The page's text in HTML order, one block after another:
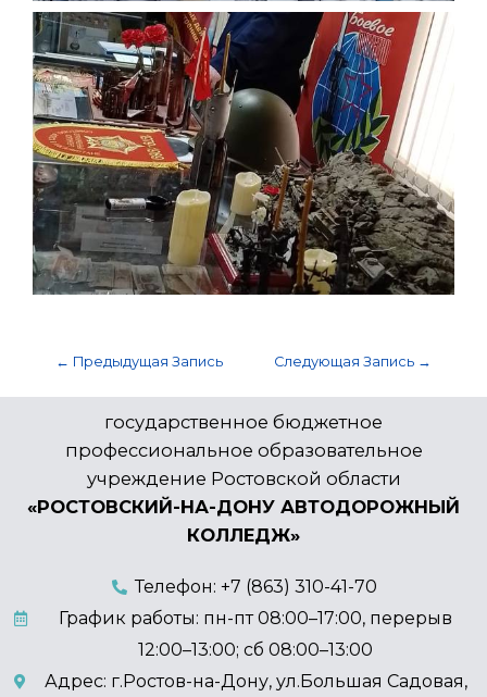
← Предыдущая Запись Следующая Запись →
государственное бюджетное
профессиональное образовательное
учреждение Ростовской области
«РОСТОВСКИЙ-НА-ДОНУ АВТОДОРОЖНЫЙ
КОЛЛЕДЖ»
Телефон: +7 (863) 310-41-70
График работы: пн-пт 08:00–17:00, перерыв
12:00–13:00; сб 08:00–13:00
Адрес: г.Ростов-на-Дону, ул.Большая Садовая,